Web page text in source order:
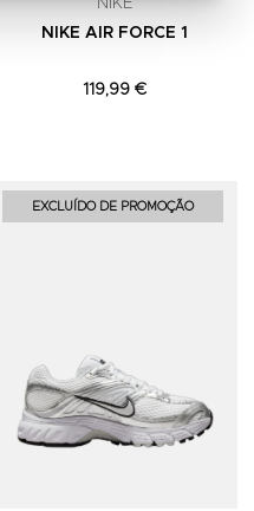
NIKE
NIKE AIR FORCE 1
119,99 €
Adicionar aos Favoritos
EXCLUÍDO DE PROMOÇÃO